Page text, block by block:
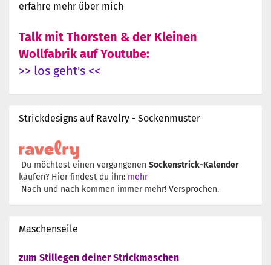
erfahre mehr über mich
Talk mit Thorsten & der Kleinen
Wollfabrik auf Youtube:
>> los geht's <<
Strickdesigns auf Ravelry - Sockenmuster
Du möchtest einen vergangenen Sockenstrick-Kalender
kaufen? Hier findest du ihn: mehr
Nach und nach kommen immer mehr! Versprochen.
Maschenseile
zum Stillegen deiner Strickmaschen